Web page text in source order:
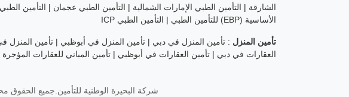
الشارقة | التأمين الطبي الإمارات الشمالية | التأمين الطبي عجمان | التأمين
الأساسية (EBP) للتأمين الطبي
| التأمين الطبي ICP
تأمين المنزل : تأمين المنزل في دبي | تأمين المنزل في أبوظبي | تأمين المنزل
العقارات في دبي | تأمين العقارات في أبوظبي | تأمين المباني للعقارات المؤجرة
شركة البحيرة الوطنية للتأمين.جميع الحقوق